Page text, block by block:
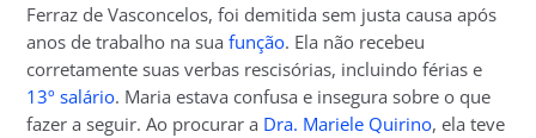
Ferraz de Vasconcelos, foi demitida sem justa causa após
anos de trabalho na suafunção. Ela não recebeu
corretamente suas verbas rescisórias, incluindo férias e
13º salário. Maria estava confusa e insegura sobre o que
fazer a seguir. Ao procurar a Dra. Mariele Quirino, ela teve